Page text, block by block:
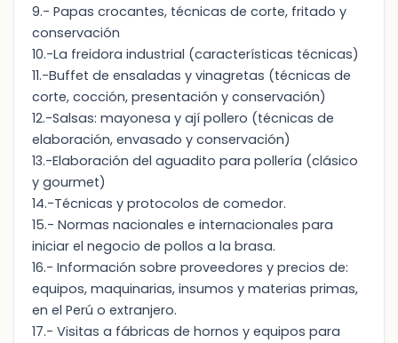
9.- Papas crocantes, técnicas de corte, fritado y
conservación
10.-La freidora industrial (características técnicas)
11.-Buffet de ensaladas y vinagretas (técnicas de
corte, cocción, presentación y conservación)
12.-Salsas: mayonesa y ají pollero (técnicas de
elaboración, envasado y conservación)
13.-Elaboración del aguadito para pollería (clásico
y gourmet)
14.-Técnicas y protocolos de comedor.
15.- Normas nacionales e internacionales para
iniciar el negocio de pollos a la brasa.
16.- Información sobre proveedores y precios de:
equipos, maquinarias, insumos y materias primas,
en el Perú o extranjero.
17.- Visitas a fábricas de hornos y equipos para